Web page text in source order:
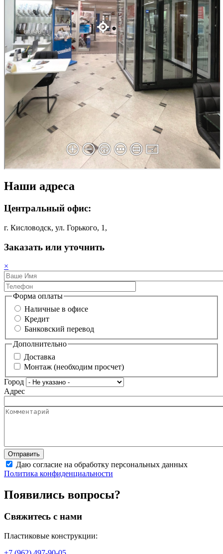
Наши адреса
Центральный офис:
г. Кисловодск, ул. Горького, 1,
Заказать или уточнить
×
Форма оплаты
Наличные в офисе
Кредит
Банковский перевод
Дополнительно
Доставка
Монтаж (необходим просчет)
Город
Адрес
Даю согласие на обработку персональных данных
Политика конфиденциальности
Появились вопросы?
Свяжитесь с нами
Пластиковые конструкции: